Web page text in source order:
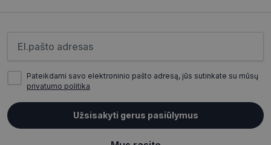
Pateikdami savo elektroninio pašto adresą, jūs sutinkate su mūsų
privatumo politika
Užsisakyti gerus pasiūlymus
4 savaitės